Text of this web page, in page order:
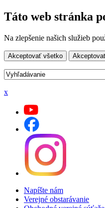
Táto web stránka
Na zlepšenie našich služieb
Akceptovať všetko
x
Napíšte nám
Verejné obstarávanie